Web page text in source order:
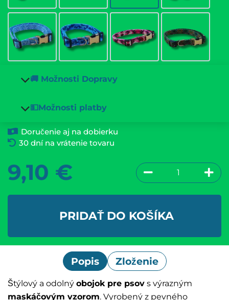
🚚 Možnosti Dopravy
💵Možnosti platby
Doručenie aj na dobierku
30 dní na vrátenie tovaru
9,10 €
PRIDAŤ DO KOŠÍKA
Popis Zloženie
Štýlový a odolný obojok pre psov s výrazným
maskáčovým vzorom. Vyrobený z pevného